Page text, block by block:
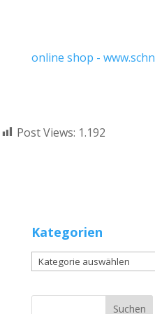
online shop -
Post Views: 1.192
Kategorien
Kategorien